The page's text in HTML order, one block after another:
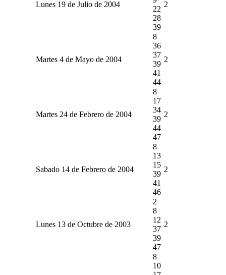
Lunes 19 de Julio de 2004
22
28
39
2
Martes 4 de Mayo de 2004
8
36
37
39
41
44
2
Martes 24 de Febrero de 2004
8
17
34
39
44
47
2
Sabado 14 de Febrero de 2004
8
13
15
39
41
46
2
Lunes 13 de Octubre de 2003
2
8
12
37
39
47
2
8
10